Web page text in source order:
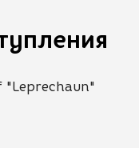
"Leprechaun"